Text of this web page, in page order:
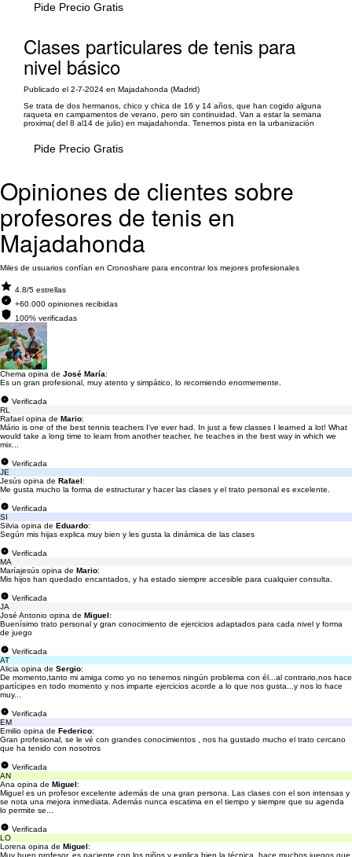
Pide Precio Gratis
Clases particulares de tenis para
nivel básico
Publicado el 2-7-2024 en Majadahonda (Madrid)
Se trata de dos hermanos, chico y chica de 16 y 14 años, que han cogido alguna
raqueta en campamentos de verano, pero sin continuidad. Van a estar la semana
proxima( del 8 al14 de julio) en majadahonda. Tenemos pista en la urbanización
Pide Precio Gratis
Opiniones de clientes sobre
profesores de tenis en
Majadahonda
Miles de usuarios confían en Cronoshare para encontrar los mejores profesionales
4.8/5 estrellas
+60.000 opiniones recibidas
100% verificadas
Chema opina de José María:
Es un gran profesional, muy atento y simpático, lo recomiendo enormemente.
Verificada
RL
Rafael opina de Mario:
Mário is one of the best tennis teachers I've ever had. In just a few classes I learned a lot! What
would take a long time to learn from another teacher, he teaches in the best way in which we
mix...
Verificada
JE
Jesús opina de Rafael:
Me gusta mucho la forma de estructurar y hacer las clases y el trato personal es excelente.
Verificada
SI
Silvia opina de Eduardo:
Según mis hijas explica muy bien y les gusta la dinámica de las clases
Verificada
MA
Maríajesús opina de Mario:
Mis hijos han quedado encantados, y ha estado siempre accesible para cualquier consulta.
Verificada
JA
José Antonio opina de Miguel:
Buenísimo trato personal y gran conocimiento de ejercicios adaptados para cada nivel y forma
de juego
Verificada
AT
Alicia opina de Sergio:
De momento,tanto mi amiga como yo no tenemos ningún problema con él...al contrario,nos hace
partícipes en todo momento y nos imparte ejercicios acorde a lo que nos gusta...y nos lo hace
muy...
Verificada
EM
Emilio opina de Federico:
Gran profesional, se le vé con grandes conocimientos , nos ha gustado mucho el trato cercano
que ha tenido con nosotros
Verificada
AN
Ana opina de Miguel:
Miguel es un profesor excelente además de una gran persona. Las clases con el son intensas y
se nota una mejora inmediata. Además nunca escatima en el tiempo y siempre que su agenda
lo permite se...
Verificada
LO
Lorena opina de Miguel:
Muy buen profesor, es paciente con los niños y explica bien la técnica, hace muchos juegos que